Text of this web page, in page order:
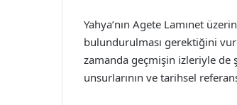
Yahya’nın Agete Lamınet
bulundurulması gerektiğini
zamanda geçmişin izleriyle de
unsurlarının ve tarihsel